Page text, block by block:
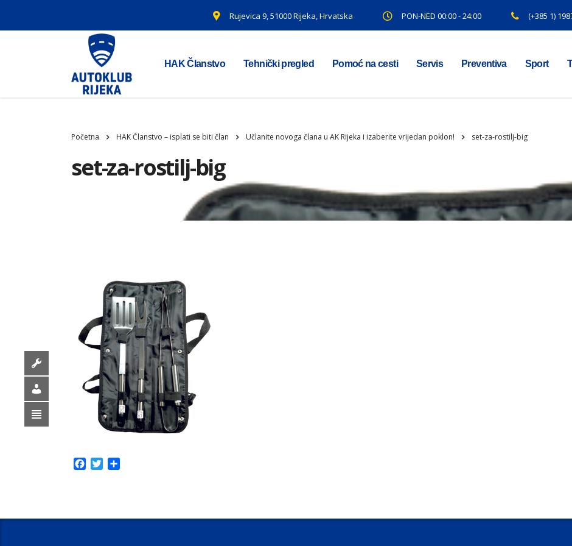
Rujevica 9, 51000 Rijeka, Hrvatska PON-NED 00:00 - 24:00 (+385 1)
HAK Članstvo Tehnički pregled Pomoć na cesti Servis Preventiva Sport
Početna HAK Članstvo – isplati se biti član Učlanite novoga člana u AK Rijeka i izaberite vrijedan poklon! set-za-rostilj-big
set-za-rostilj-big
Facebook
Twitter